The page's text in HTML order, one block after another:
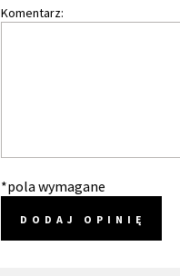
Komentarz:
*pola wymagane
DODAJ OPINIĘ